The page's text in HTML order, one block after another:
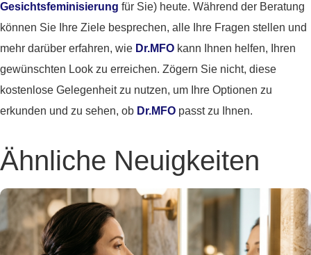
Gesichtsfeminisierung für Sie) heute. Während der Beratung
können Sie Ihre Ziele besprechen, alle Ihre Fragen stellen und
mehr darüber erfahren, wie Dr.MFO kann Ihnen helfen, Ihren
gewünschten Look zu erreichen. Zögern Sie nicht, diese
kostenlose Gelegenheit zu nutzen, um Ihre Optionen zu
erkunden und zu sehen, ob Dr.MFO passt zu Ihnen.
Ähnliche Neuigkeiten